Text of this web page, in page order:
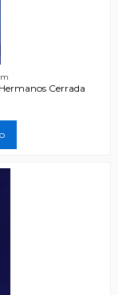
Cerrada